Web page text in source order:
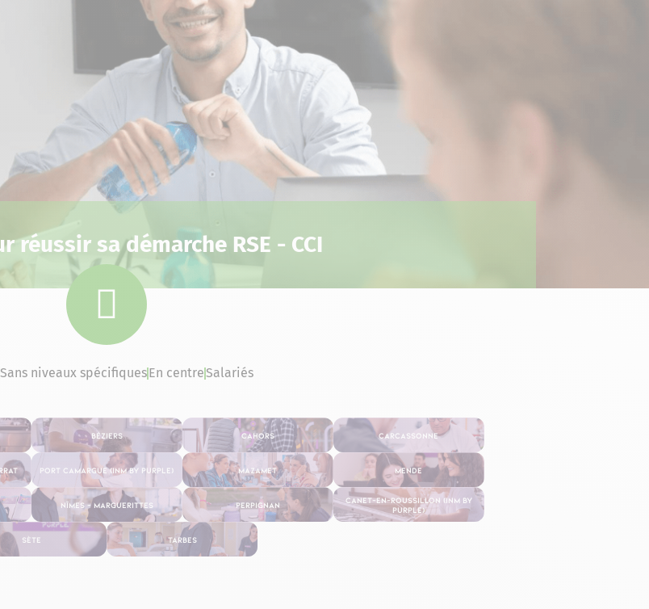
réussir sa démarche RSE - CCI
Sans niveaux spécifiquesEn centreSalariés
Béziers Cahors Carcassonne
Port Camargue (INM By Purple) Mazamet Mende
Nîmes – Marguerittes Perpignan
Canet-en-Roussillon (INM By
Purple)
Sète Tarbes